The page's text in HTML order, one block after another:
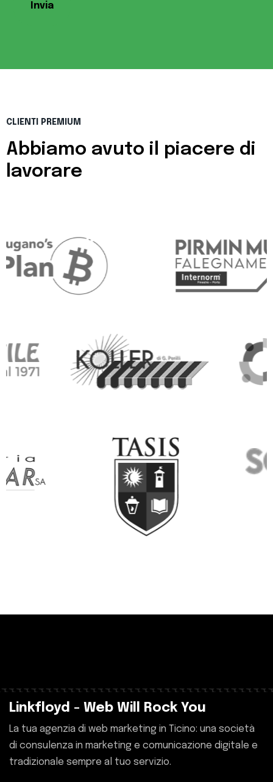
Invia
CLIENTI PREMIUM
Abbiamo avuto il piacere di
lavorare
Linkfloyd - Web Will Rock You
La tua agenzia di web marketing in Ticino: una società
di consulenza in marketing e comunicazione digitale e
tradizionale sempre al tuo servizio.